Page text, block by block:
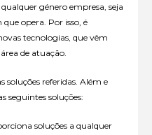
género empresa, seja
opera. Por isso, é
tecnologias, que vêm
de atuação.
soluções referidas. Além e
seguintes soluções:
soluções a qualquer